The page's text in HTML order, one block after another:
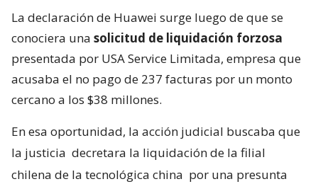
La declaración de Huawei surge luego de que se
conociera una solicitud de liquidación forzosa
presentada por USA Service Limitada, empresa que
acusaba el no pago de 237 facturas por un monto
cercano a los $38 millones.
En esa oportunidad, la acción judicial buscaba que
la justicia decretara la liquidación de la filial
chilena de la tecnológica china por una presunta